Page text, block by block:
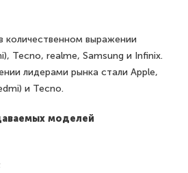
количественном выражении
Tecno, realme, Samsung и Infinix.
лидерами рынка стали Apple,
и Tecno.
моделей